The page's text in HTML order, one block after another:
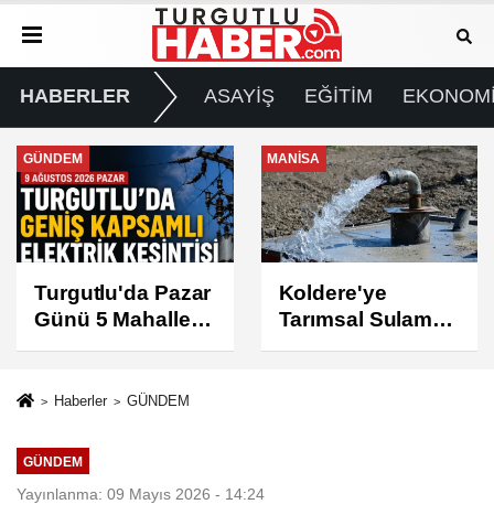
HABERLER ASAYİŞ EĞİTİM
MANİSA
Koldere'ye
Tarımsal Sulama
Desteği
GÜNDEM
Manisa'da 1.200
Kınalı Keklik
Doğaya Salındı
Haberler GÜNDEM
GÜNDEM
Yayınlanma: 09 Mayıs 2026 - 14:24